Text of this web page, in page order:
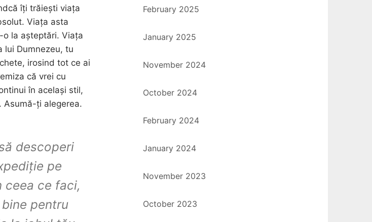
îți trăiești viața
Viața asta
la așteptări. Viața
lui Dumnezeu, tu
irosind tot ce ai
că vrei cu
în același stil,
Asumă-ți alegerea.
descoperi
pe
ceea ce faci,
pentru
February 2025
January 2025
November 2024
October 2024
February 2024
January 2024
November 2023
October 2023